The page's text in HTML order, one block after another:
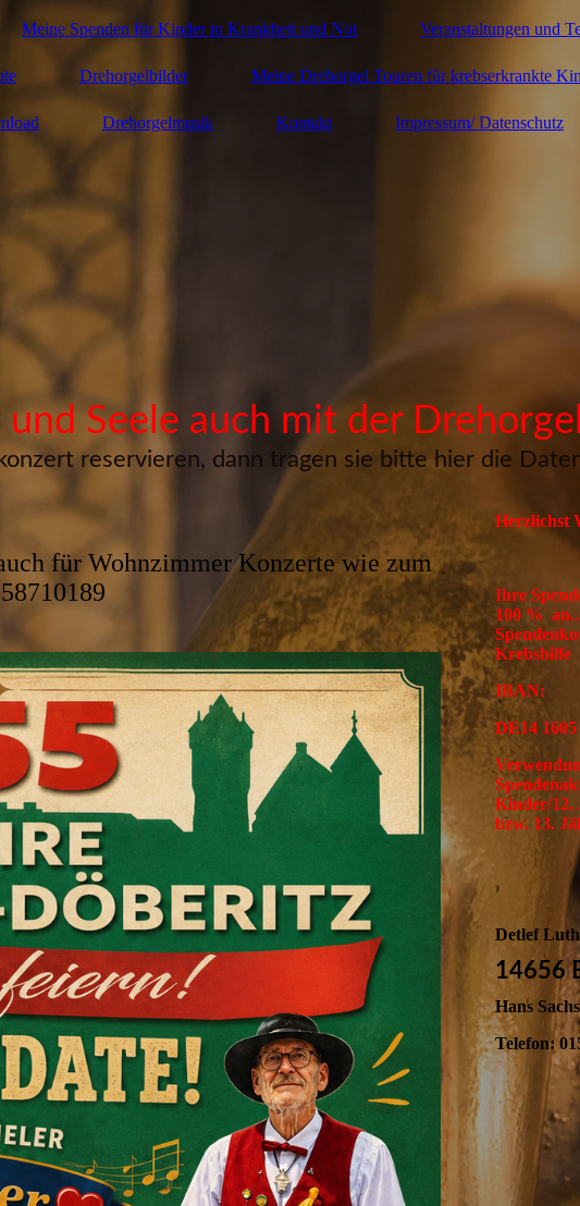
Meine Spenden für Kinder in Krankheit und Not Veranstaltungen und
Drehorgelbilder Meine Drehorgel Touren für krebserkrankte
Drehorgelmusik Kontakt Impressum/ Datenschutz
Seele auch mit der Drehorgel
reservieren, dann tragen sie bitte hier die
für Wohnzimmer Konzerte wie zum
Herzlichst
Ihre
100 %
Krebshilfe
IBAN:
DE14 1605
Kinder/12.
bzw. 13.
Detlef
14656
Hans
Telefon: